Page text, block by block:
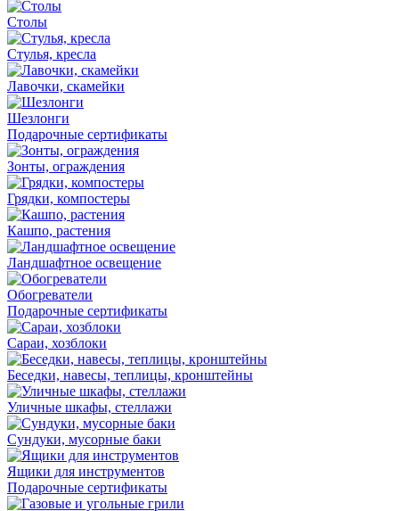
Столы
Стулья, кресла
Лавочки, скамейки
Шезлонги
Подарочные сертификаты
Зонты, ограждения
Грядки, компостеры
Кашпо, растения
Ландшафтное освещение
Обогреватели
Подарочные сертификаты
Сараи, хозблоки
Беседки, навесы, теплицы, кронштейны
Уличные шкафы, стеллажи
Сундуки, мусорные баки
Ящики для инструментов
Подарочные сертификаты